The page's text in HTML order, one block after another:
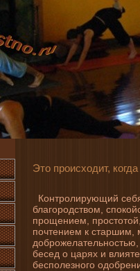
Это происходит,
Контролирующий
благородством,
прощени­ем,
почтени­ем к старшим,
бесед о царях и
бесполезного